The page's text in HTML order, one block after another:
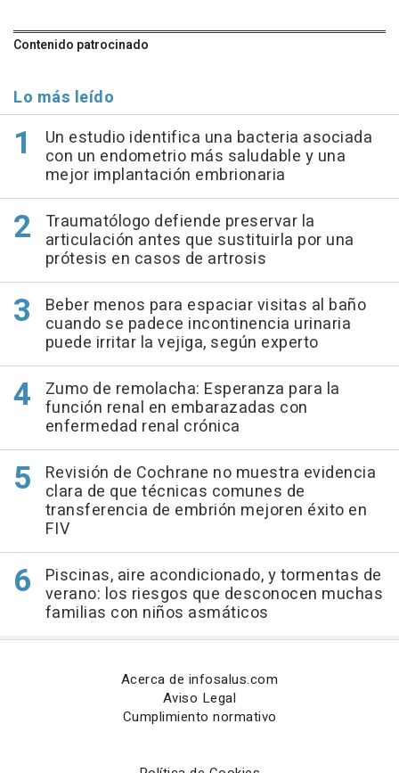
Contenido patrocinado
Lo más leído
Un estudio identifica una bacteria asociada
con un endometrio más saludable y una
mejor implantación embrionaria
Traumatólogo defiende preservar la
articulación antes que sustituirla por una
prótesis en casos de artrosis
Beber menos para espaciar visitas al baño
cuando se padece incontinencia urinaria
puede irritar la vejiga, según experto
Zumo de remolacha: Esperanza para la
función renal en embarazadas con
enfermedad renal crónica
Revisión de Cochrane no muestra evidencia
clara de que técnicas comunes de
transferencia de embrión mejoren éxito en
FIV
Piscinas, aire acondicionado, y tormentas de
verano: los riesgos que desconocen muchas
familias con niños asmáticos
Acerca de infosalus.com
Aviso Legal
Cumplimiento normativo